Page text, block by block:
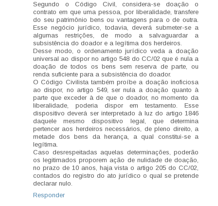
Segundo o Código Civil, considera-se doação o
contrato em que uma pessoa, por liberalidade, transfere
do seu patrimônio bens ou vantagens para o de outra.
Esse negócio jurídico, todavia, deverá submeter-se a
algumas restrições, de modo a salvaguardar a
subsistência do doador e a legítima dos herdeiros.
Desse modo, o ordenamento jurídico veda a doação
universal ao dispor no artigo 548 do CC/02 que é nula a
doação de todos os bens sem reserva de parte, ou
renda suficiente para a subsistência do doador.
O Código Civilista também proíbe a doação inoficiosa
ao dispor, no artigo 549, ser nula a doação quanto à
parte que exceder à de que o doador, no momento da
liberalidade, poderia dispor em testamento. Esse
dispositivo deverá ser interpretado à luz do artigo 1846
daquele mesmo dispositivo legal, que determina
pertencer aos herdeiros necessários, de pleno direito, a
metade dos bens da herança, a qual constitui-se a
legítima.
Caso desrespeitadas aquelas determinações, poderão
os legitimados proporem ação de nulidade de doação,
no prazo de 10 anos, haja vista o artigo 205 do CC/02,
contados do registro do ato jurídico o qual se pretende
declarar nulo.
Responder